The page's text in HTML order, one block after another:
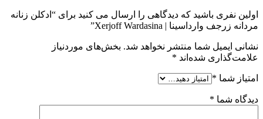
اولین نفری باشید که دیدگاهی را ارسال می کنید برای “ادکلن زنانه
مردانه زرجف وارداسینا | Xerjoff Wardasina”
نشانی ایمیل شما منتشر نخواهد شد. بخش‌های موردنیاز
علامت‌گذاری شده‌اند *
امتیاز شما *
دیدگاه شما *